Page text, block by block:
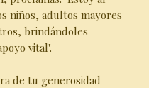
niños, adultos mayores
brindándoles
vital".
de tu generosidad